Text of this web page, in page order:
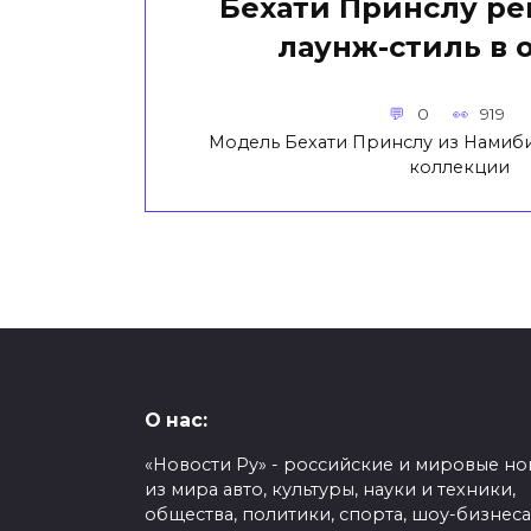
Бехати Принслу
лаунж-стиль в
0 919
Модель Бехати Принслу из
коллекции
О нас:
«Новости Ру» - российские и мировые
из мира авто, культуры, науки и техники,
общества, политики, спорта, шоу-